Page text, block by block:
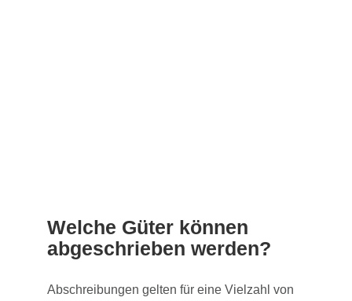
Welche Güter können
abgeschrieben werden?
Abschreibungen gelten für eine Vielzahl von